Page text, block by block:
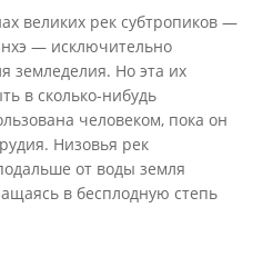
великих рек субтропиков —
— исключительно
земледелия. Но эта их
в сколько-нибудь
человеком, пока он
Низовья рек
от воды земля
в бесплодную степь